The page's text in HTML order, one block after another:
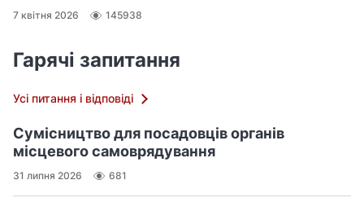
7 квітня 2026 145938
Гарячі запитання
Усі питання і відповіді
Сумісництво для посадовців органів
місцевого самоврядування
31 липня 2026 681